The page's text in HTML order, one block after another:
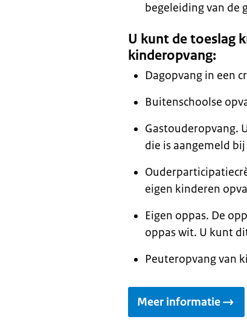
begeleiding van de
U kunt de toeslag
kinderopvang:
Dagopvang in een
Buitenschoolse
Gastouderopvang.
die is aangemeld
eigen kinderen
Eigen oppas. De
oppas wit. U kunt
Peuteropvang van
Meer informatie